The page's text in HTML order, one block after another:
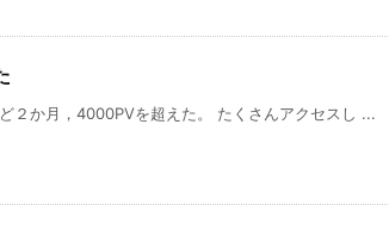
２か月，4000PVを超えた。 たくさんアクセスし ...